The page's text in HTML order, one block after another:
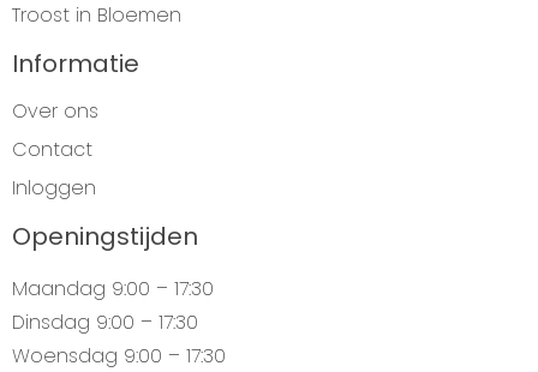
Troost in Bloemen
Informatie
Over ons
Contact
Inloggen
Openingstijden
Maandag 9:00 – 17:30
Dinsdag 9:00 – 17:30
Woensdag 9:00 – 17:30